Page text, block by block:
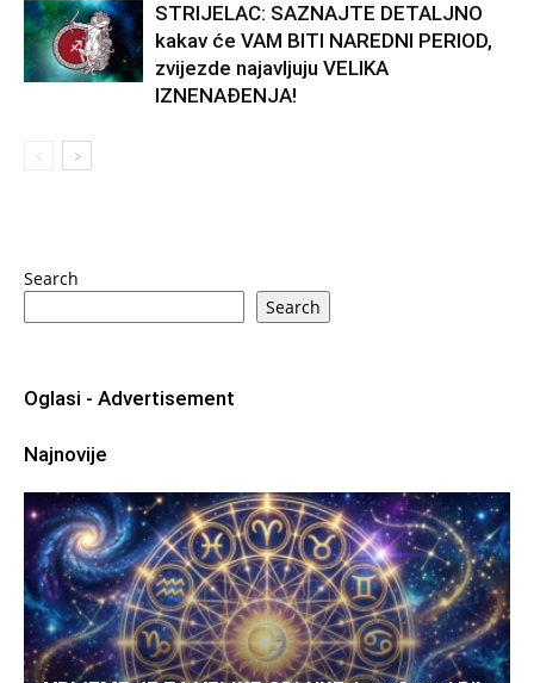
STRIJELAC: SAZNAJTE DETALJNO
kakav će VAM BITI NAREDNI PERIOD,
zvijezde najavljuju VELIKA
IZNENAĐENJA!
Search
Search
Oglasi - Advertisement
Najnovije